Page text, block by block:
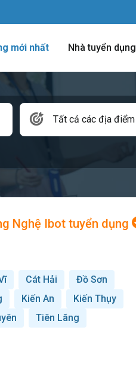
mới nhất Nhà tuyển dụng
Tất cả các địa điểm
Nghệ Ibot tuyển dụng
Cát Hải
Đồ Sơn
Kiến An
Kiến Thụy
Tiên Lãng